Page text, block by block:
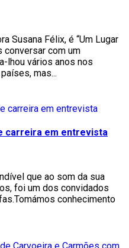
Susana Félix, é “Um Lugar
conversar com um
lhou vários anos nos
mas...
carreira em entrevista
que ao som da sua
foi um dos convidados
conhecimento